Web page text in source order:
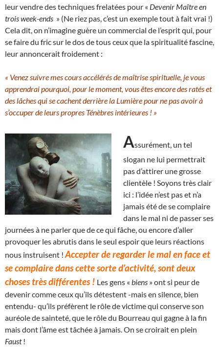
leur vendre des techniques frelatées pour « Devenir Maître en
trois week-ends » (Ne riez pas, c’est un exemple tout à fait vrai !)
Cela dit, on n’imagine guère un commercial de l’esprit qui, pour
se faire du fric sur le dos de tous ceux que la spiritualité fascine,
leur annoncerait froidement :
« Venez suivre mes cours accélérés de maîtrise spirituelle, je vous
apprendrai pourquoi, pour le moment, vous êtes encore des ratés et
des lâches qui se cachent derrière la Lumière pour ne pas avoir à
s’occuper de leurs propres Ténèbres intérieures ! »
Assurément, un tel
slogan ne lui permettrait
pas d’attirer une grosse
clientèle ! Soyons très clair
ici : l’idée n’est pas et n’a
jamais été de se complaire
dans le mal ni de passer ses
journées à ne parler que de ce qui fâche, ou encore d’aller
provoquer les abrutis dans le seul espoir que leurs réactions
nous instruisent ! Accepter de regarder le mal en face et
se complaire dans cette sorte d’activité, sont deux
choses très différentes ! Les gens « biens » ont si peur de
devenir comme ceux qu’ils détestent -mais en silence, bien
entendu- qu’ils préfèrent le rôle de victime qui conserve son
auréole de sainteté, que le rôle du Bourreau qui gagne à la fin
mais dont l’âme est tâchée à jamais. On se croirait en plein
Faust!